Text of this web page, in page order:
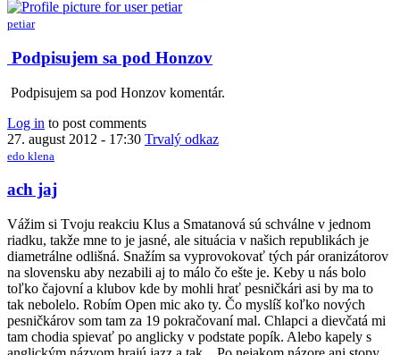
petiar
Podpisujem sa pod Honzov
Podpisujem sa pod Honzov komentár.
Log in to post comments
27. august 2012 - 17:30 Trvalý odkaz
edo klena
ach jaj
Vážim si Tvoju reakciu Klus a Smatanová sú schválne v jednom
riadku, takže mne to je jasné, ale situácia v našich republikách je
diametrálne odlišná. Snažím sa vyprovokovať tých pár oranizátorov
na slovensku aby nezabili aj to málo čo ešte je. Keby u nás bolo
toľko čajovní a klubov kde by mohli hrať pesničkári asi by ma to
tak nebolelo. Robím Open mic ako ty. Čo myslíš koľko nových
pesničkárov som tam za 19 pokračovaní mal. Chlapci a dievčatá mi
tam chodia spievať po anglicky v podstate popík. Alebo kapely s